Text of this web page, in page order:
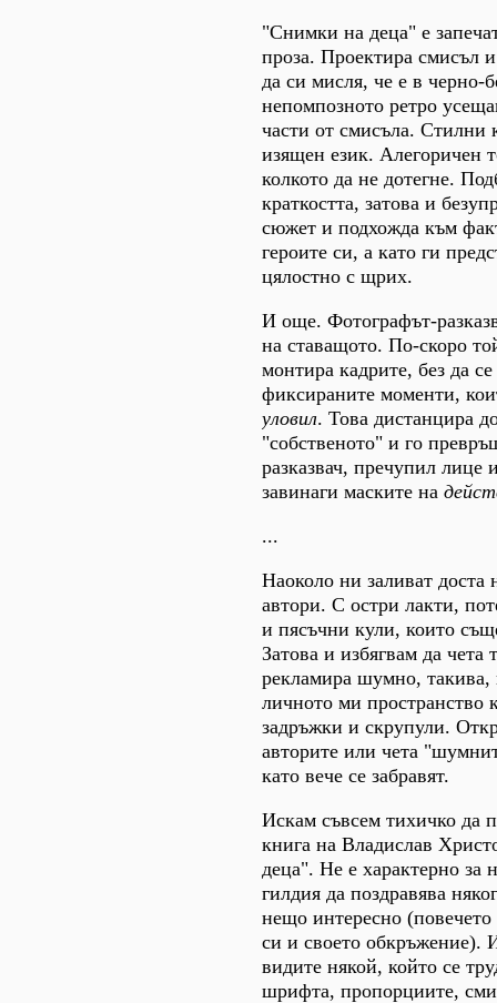
"Снимки на деца" е
проза. Проектира смисъл
да си мисля, че е в черно-
непомпозното ретро
части от смисъла. Стилни
изящен език. Алегоричен
колкото да не дотегне.
краткостта, затова и
сюжет и подхожда към
героите си, а като ги
цялостно с щрих.
И още. Фотографът-
на ставащото. По-скоро
монтира кадрите, без да
фиксираните моменти,
уловил. Това дистанцира
"собственото" и го
разказвач, пречупил лице
завинаги маските на
...
Наоколо ни заливат доста
автори. С остри лакти,
и пясъчни кули, които
Затова и избягвам да чета
рекламира шумно, такива,
личното ми пространство
задръжки и скрупули.
авторите или чета
като вече се забравят.
Искам съвсем тихичко да
книга на Владислав
деца". Не е характерно за
гилдия да поздравява
нещо интересно (повечето
си и своето обкръжение).
видите някой, който се
шрифта, пропорциите,